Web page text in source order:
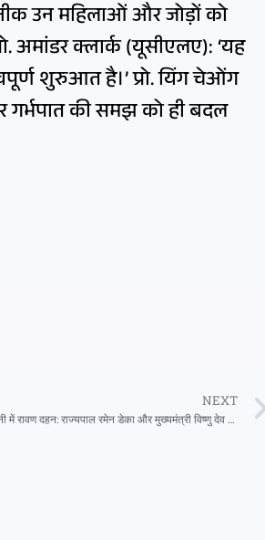
उन महिलाओं और जोड़ों को
अमांडर क्लार्क (यूसीएलए): ‘यह
शुरुआत है।’ प्रो. यिंग चेओंग
गर्भपात की समझ को ही बदल
NEXT
डब्लू आर एस कॉलोनी में रावण दहन: राज्यपाल रमेन डेका और मुख्यमंत्री विष्णु देव साय की उपस्थिति में उमड़ा उत्साह